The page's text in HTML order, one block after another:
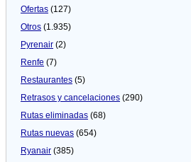
Ofertas (127)
Otros (1.935)
Pyrenair (2)
Renfe (7)
Restaurantes (5)
Retrasos y cancelaciones (290)
Rutas eliminadas (68)
Rutas nuevas (654)
Ryanair (385)